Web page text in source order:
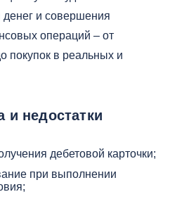
денег и совершения
операций – от
покупок в реальных и
и недостатки
дебетовой карточки;
при выполнении